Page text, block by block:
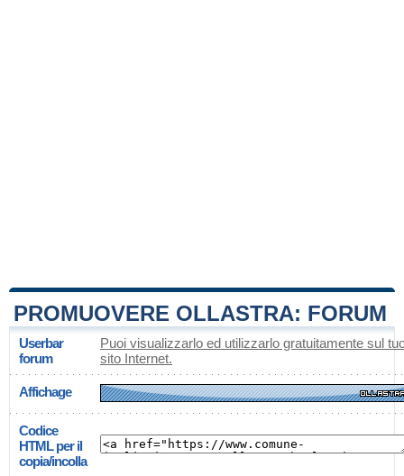
PROMUOVERE OLLASTRA: FORUM
Userbar
forum
Puoi visualizzarlo ed utilizzarlo gratuitamente sul
sito Internet.
Affichage
Codice
HTML per il
copia/incolla